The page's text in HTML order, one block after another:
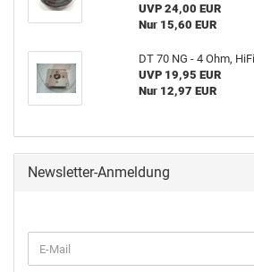
UVP 24,00 EUR
Nur 15,60 EUR
DT 70 NG - 4 Ohm,
UVP 19,95 EUR
Nur 12,97 EUR
Newsletter-Anmeldung